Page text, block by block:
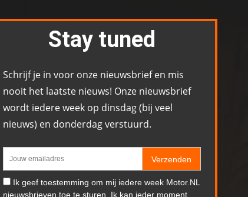
Stay tuned
Schrijf je in voor onze nieuwsbrief en mis
nooit het laatste nieuws! Onze nieuwsbrief
wordt iedere week op dinsdag (bij veel
nieuws) en donderdag verstuurd.
Verzenden
Ik geef toestemming om mij iedere week Motor.NL
nieuwsbrieven toe te sturen. Ik kan ieder moment